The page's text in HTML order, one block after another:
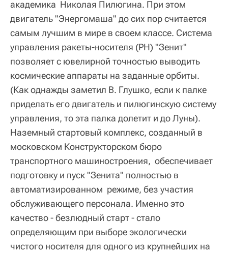
академика Николая Пилюгина. При этом
двигатель "Энергомаша" до сих пор считается
самым лучшим в мире в своем классе. Система
управления ракеты-носителя (РН) "Зенит"
позволяет с ювелирной точностью выводить
космические аппараты на заданные орбиты.
(Как однажды заметил В. Глушко, если к палке
приделать его двигатель и пилюгинскую систему
управления, то эта палка долетит и до Луны).
Наземный стартовый комплекс, созданный в
московском Конструкторском бюро
транспортного машиностроения, обеспечивает
подготовку и пуск "Зенита" полностью в
автоматизированном режиме, без участия
обслуживающего персонала. Именно это
качество - безлюдный старт - стало
определяющим при выборе экологически
чистого носителя для одного из крупнейших на